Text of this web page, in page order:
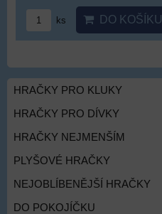
ks DO KOŠÍKU
HRAČKY PRO KLUKY
HRAČKY PRO DÍVKY
HRAČKY NEJMENŠÍM
PLYŠOVÉ HRAČKY
NEJOBLÍBENĚJŠÍ HRAČKY
DO POKOJÍČKU